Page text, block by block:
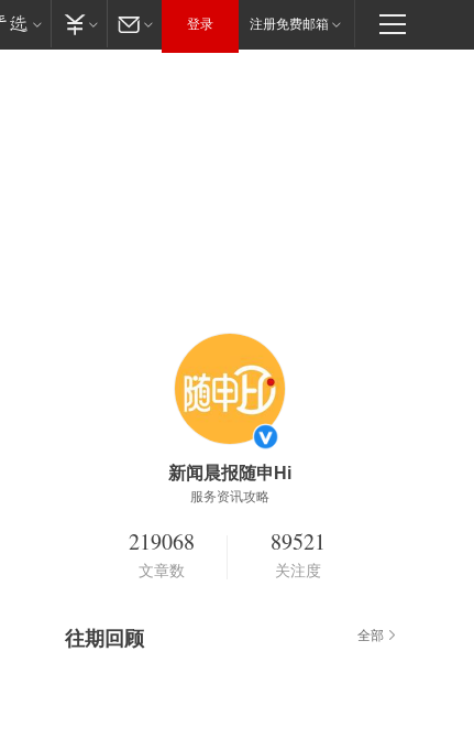
登录 注册免费邮箱
新闻晨报随申Hi
服务资讯攻略
219068
文章数
89521
关注度
往期回顾 全部